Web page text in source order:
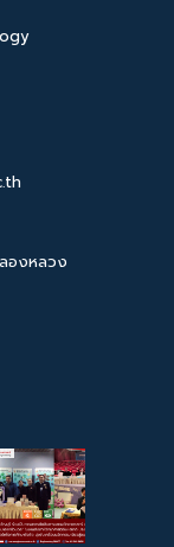
องหลวง